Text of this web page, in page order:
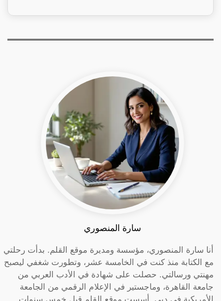
سارة المنصوري
أنا سارة المنصوري، مؤسسة ومديرة موقع القلم. بدأت رحلتي
مع الكتابة منذ كنت في الخامسة عشر، وتطورت شغفي ليصبح
مهنتي ورسالتي. حصلت على شهادة في الأدب العربي من
جامعة القاهرة، وماجستير في الإعلام الرقمي من الجامعة
الأمريكية في دبي. أسست موقع القلم قبل خمس سنوات